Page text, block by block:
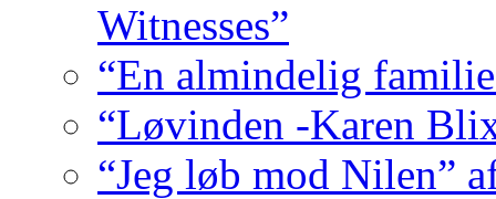
Witnesses”
“En almindelig
“Løvinden -Karen
“Jeg løb mod Nilen”